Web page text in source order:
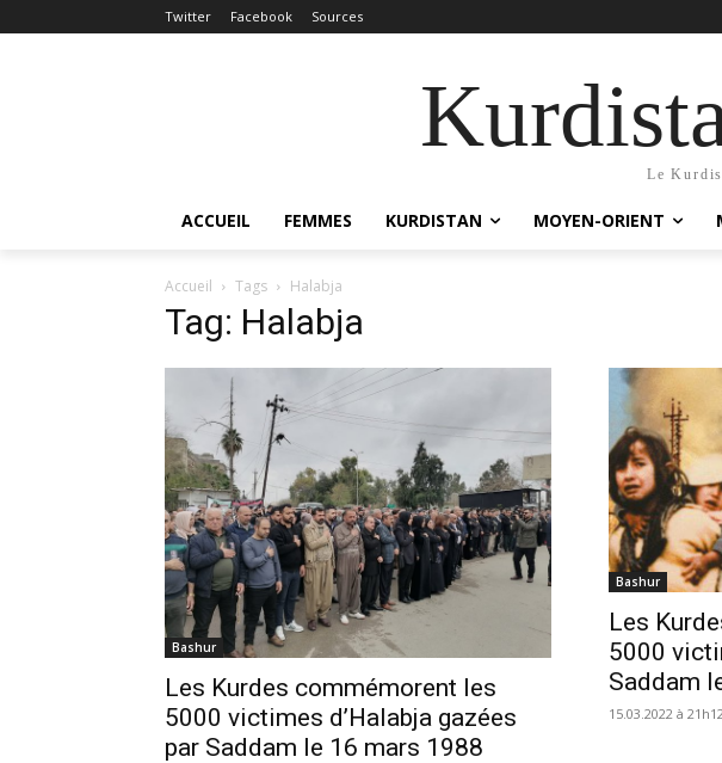
Twitter Facebook Sources
Le
ACCUEIL FEMMES KURDISTAN MOYEN-ORIENT
Accueil Tags Halabja
Tag: Halabja
Bashur
Les Kurdes commémorent les
5000 victimes d’Halabja gazées
par Saddam le 16 mars 1988
Bashur
Les
5000
Saddam
15.03.2022 à